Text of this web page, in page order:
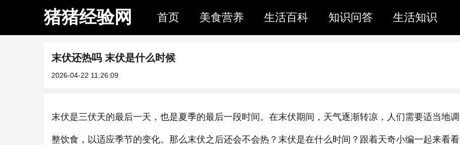
猪猪经验网 首页 美食营养 生活百科 知识问答 生活知识
末伏还热吗 末伏是什么时候
2026-04-22 11:26:09
末伏是三伏天的最后一天，也是夏季的最后一段时间。在末伏期间，天气逐渐转凉，人们需要适当地调
整饮食，以适应季节的变化。那么末伏之后还会不会热？末伏是在什么时间？跟着天奇小编一起来看看